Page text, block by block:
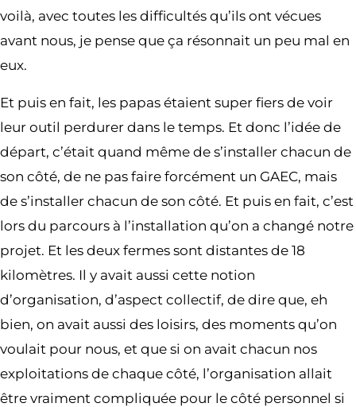
voilà, avec toutes les difficultés qu’ils ont vécues
avant nous, je pense que ça résonnait un peu mal en
eux.
Et puis en fait, les papas étaient super fiers de voir
leur outil perdurer dans le temps. Et donc l’idée de
départ, c’était quand même de s’installer chacun de
son côté, de ne pas faire forcément un GAEC, mais
de s’installer chacun de son côté. Et puis en fait, c’est
lors du parcours à l’installation qu’on a changé notre
projet. Et les deux fermes sont distantes de 18
kilomètres. Il y avait aussi cette notion
d’organisation, d’aspect collectif, de dire que, eh
bien, on avait aussi des loisirs, des moments qu’on
voulait pour nous, et que si on avait chacun nos
exploitations de chaque côté, l’organisation allait
être vraiment compliquée pour le côté personnel si